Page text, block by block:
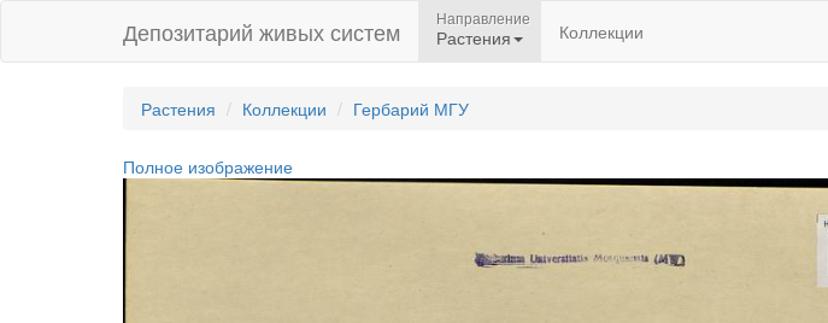
Депозитарий живых систем Направление
Растения Коллекции
Растения Коллекции Гербарий МГУ
Полное изображение